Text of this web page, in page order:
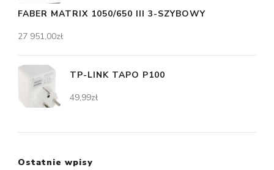
FABER MATRIX 1050/650 III 3-SZYBOWY
27 951,00zł
TP-LINK TAPO P100
49,99zł
Ostatnie wpisy